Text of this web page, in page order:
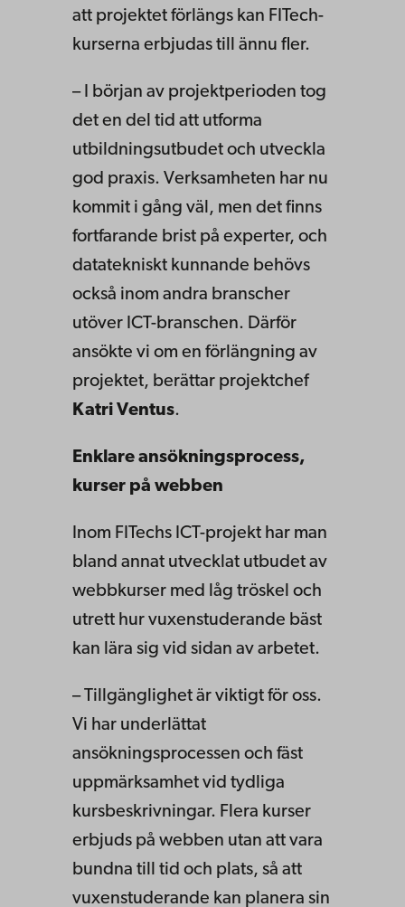
att projektet förlängs kan FITech-
kurserna erbjudas till ännu fler.
– I början av projektperioden tog
det en del tid att utforma
utbildningsutbudet och utveckla
god praxis. Verksamheten har nu
kommit i gång väl, men det finns
fortfarande brist på experter, och
datatekniskt kunnande behövs
också inom andra branscher
utöver ICT-branschen. Därför
ansökte vi om en förlängning av
projektet, berättar projektchef
Katri Ventus.
Enklare ansökningsprocess,
kurser på webben
Inom FITechs ICT-projekt har man
bland annat utvecklat utbudet av
webbkurser med låg tröskel och
utrett hur vuxenstuderande bäst
kan lära sig vid sidan av arbetet.
– Tillgänglighet är viktigt för oss.
Vi har underlättat
ansökningsprocessen och fäst
uppmärksamhet vid tydliga
kursbeskrivningar. Flera kurser
erbjuds på webben utan att vara
bundna till tid och plats, så att
vuxenstuderande kan planera sin